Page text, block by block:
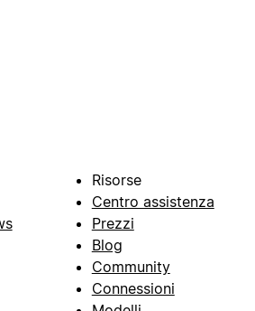
Risorse
Centro assistenza
Prezzi
Blog
Community
Connessioni